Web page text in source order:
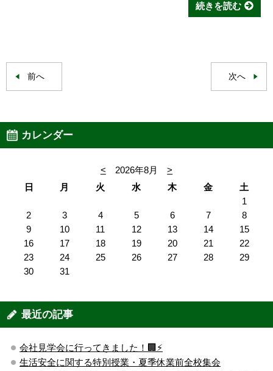
続きを読む
前へ 次へ
カレンダー
< 2026年8月
>
日
月 火 水 木 金
土
1
2
3 4 5 6 7
8
9
10 11 12 13 14
15
16
17 18 19 20 21
22
23
24 25 26 27 28
29
30
31
最近の記事
会社見学会に行ってきました！🏢⚡️
生活安全に関する特別授業・夏季休業前全校集会